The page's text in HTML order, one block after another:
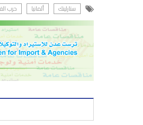
ستارلينك ألمانيا حرب